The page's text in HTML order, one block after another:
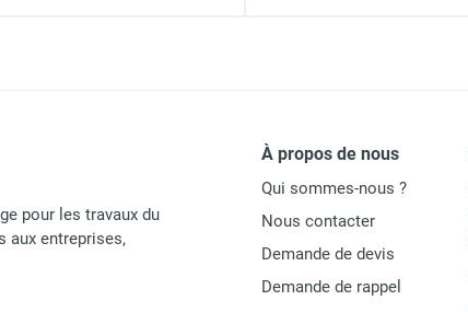
164,3 l/24h
pour les travaux du
aux entreprises,
À propos de nous
Qui sommes-nous ?
Nous contacter
Demande de devis
Demande de rappel